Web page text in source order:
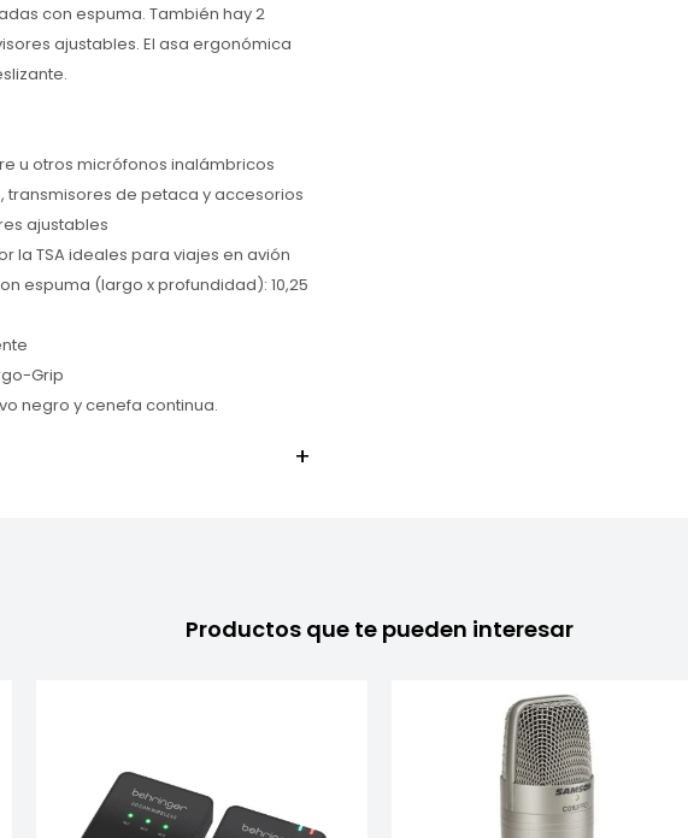
con espuma. También hay 2
ajustables. El asa ergonómica
u otros micrófonos inalámbricos
de petaca y accesorios
ajustables
la TSA ideales para viajes en avión
espuma (largo x profundidad): 10,25
Grip
negro y cenefa continua.
Productos que te pueden interesar